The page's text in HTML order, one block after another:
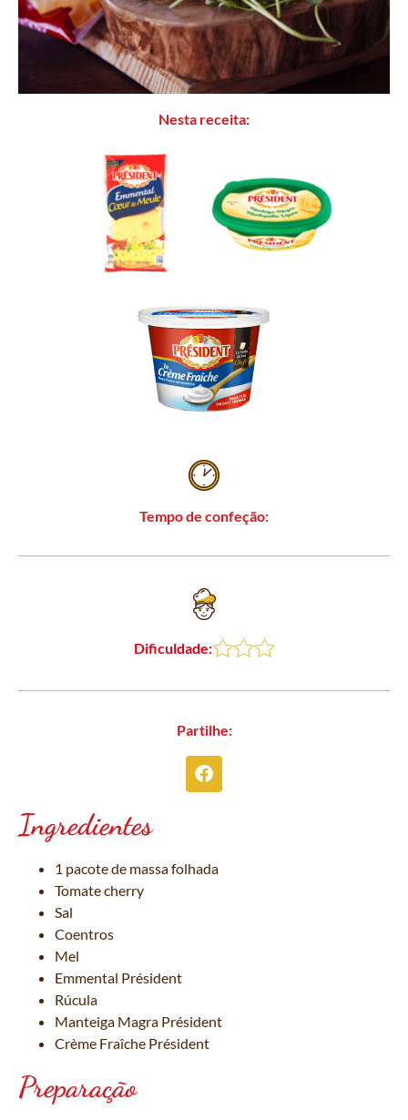
Nesta receita:
Tempo de confeção:
Dificuldade:
Partilhe:
Ingredientes
1 pacote de massa folhada
Tomate cherry
Sal
Coentros
Mel
Emmental Président
Rúcula
Manteiga Magra Président
Crème Fraîche Président
Preparação